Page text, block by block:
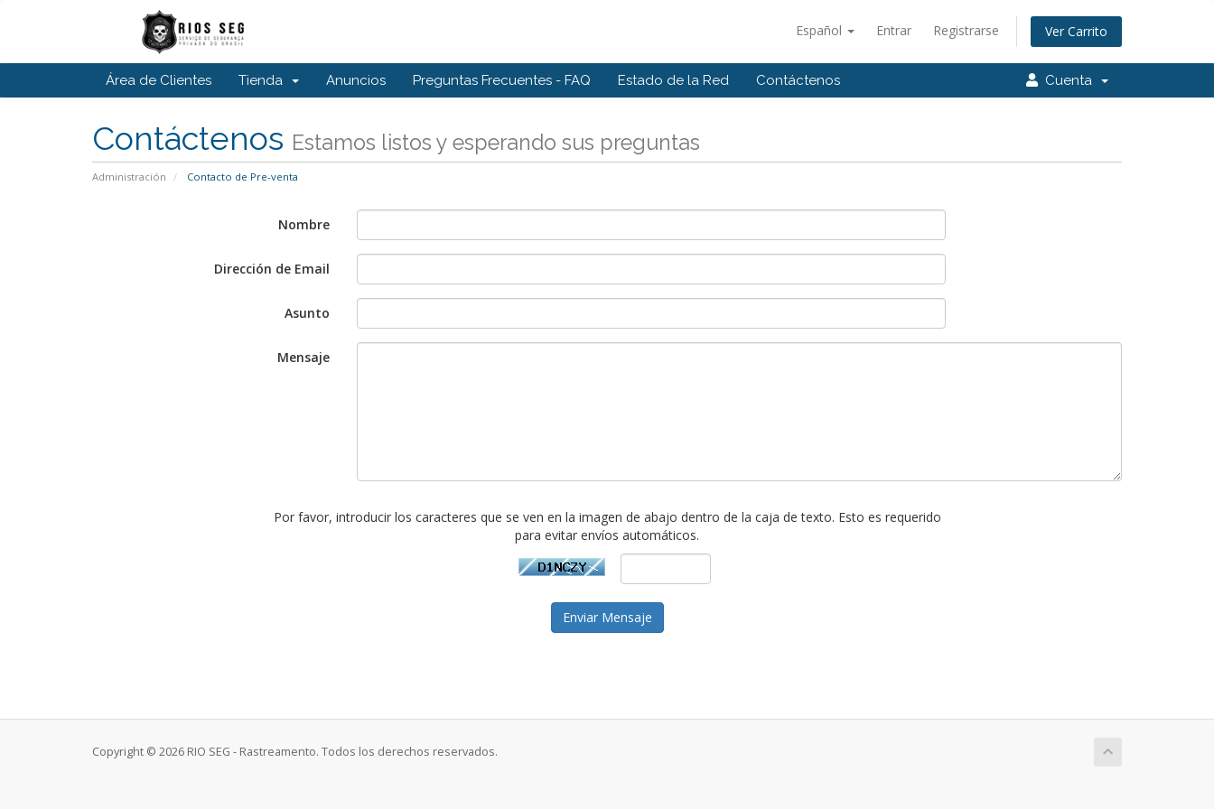
Español Entrar Registrarse Ver Carrito
Área de Clientes Tienda Anuncios Preguntas Frecuentes - FAQ Estado de la Red Contáctenos Cuenta
Contáctenos Estamos listos y esperando sus preguntas
Administración Contacto de Pre-venta
Nombre
Dirección de Email
Asunto
Mensaje
Por favor, introducir los caracteres que se ven en la imagen de abajo dentro de la caja de texto. Esto es requerido
para evitar envíos automáticos.
Enviar Mensaje
Copyright © 2026 RIO SEG - Rastreamento. Todos los derechos reservados.